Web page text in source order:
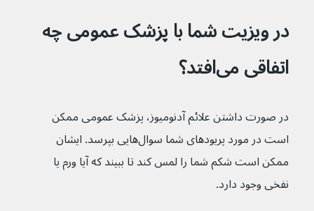
در ویزیت شما با پزشک عمومی چه
اتفاقی می‌افتد؟
در صورت داشتن علائم آدنومیوز، پزشک عمومی ممکن
است در مورد پریود‌های شما سوال‌هایی بپرسد. ایشان
ممکن است شکم شما را لمس کند تا ببیند که آیا ورم یا
نفخی وجود دارد.